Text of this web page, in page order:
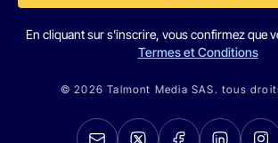
En cliquant sur s'inscrire, vous confirmez que
Termes et Conditions
© 2026 Talmont Media SAS. tous